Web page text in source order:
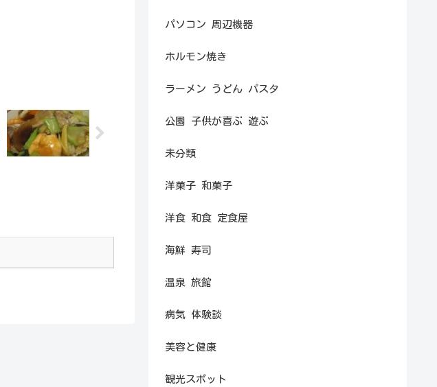
パソコン 周辺機器
ホルモン焼き
ラーメン うどん パスタ
公園 子供が喜ぶ 遊ぶ
未分類
洋菓子 和菓子
洋食 和食 定食屋
海鮮 寿司
温泉 旅館
病気 体験談
美容と健康
観光スポット